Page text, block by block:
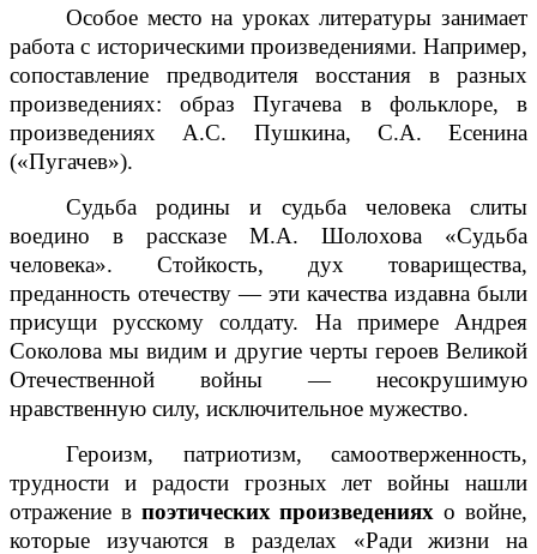
Особое место на уроках литературы занимает
работа с историческими произведениями. Например,
сопоставление предводителя восстания в разных
произведениях: образ Пугачева в фольклоре, в
произведениях А.С. Пушкина, С.А. Есенина
(«Пугачев»).
Судьба родины и судьба человека слиты
воедино в рассказе М.А. Шолохова «Судьба
человека». Стойкость, дух товарищества,
преданность отечеству — эти качества издавна были
присущи русскому солдату. На примере Андрея
Соколова мы видим и другие черты героев Великой
Отечественной войны — несокрушимую
нравственную силу, исключительное мужество.
Героизм, патриотизм, самоотверженность,
трудности и радости грозных лет войны нашли
отражение в поэтических произведениях о войне,
которые изучаются в разделах «Ради жизни на